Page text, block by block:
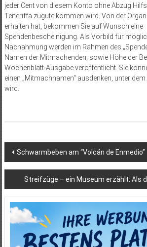
jeder Cent von diesem Konto ohne Abzug
Teneriffa zugute kommen wird. Von der
erhalten hat, bekommen Sie auf Wunsch eine
Spendenbescheinigung. Als Vorbild für
Nachahmung werden im Rahmen des
Namen der Mitmachenden, sowie Höhe der
Wochenblatt-Ausgabe veröffentlicht. Sie
einen „Mitmachnamen“ ausdenken, unter
wird.
Beitragsnavigation
Schwarmbeben am “Volcán de Enmedio”
Streifzüge – ein Museum erzählt: Als